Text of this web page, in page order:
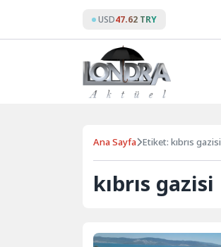
content
USD47.62 TRY
Ana Sayfa Etiket: kıbrıs gazisi
kıbrıs gazisi